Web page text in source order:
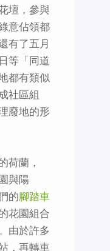
壇，參與
意佔領都
有了五月
等「同道
都有類似
社區組
廢地的形
荷蘭，
與陽
的腳踏車
花園組合
由於許多
，再轉車